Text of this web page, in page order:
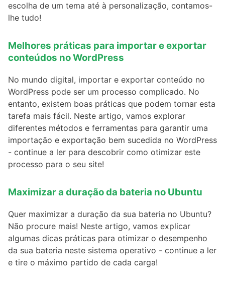
escolha de um tema até à personalização, contamos-
lhe tudo!
Melhores práticas para importar e exportar
conteúdos no WordPress
No mundo digital, importar e exportar conteúdo no
WordPress pode ser um processo complicado. No
entanto, existem boas práticas que podem tornar esta
tarefa mais fácil. Neste artigo, vamos explorar
diferentes métodos e ferramentas para garantir uma
importação e exportação bem sucedida no WordPress
- continue a ler para descobrir como otimizar este
processo para o seu site!
Maximizar a duração da bateria no Ubuntu
Quer maximizar a duração da sua bateria no Ubuntu?
Não procure mais! Neste artigo, vamos explicar
algumas dicas práticas para otimizar o desempenho
da sua bateria neste sistema operativo - continue a ler
e tire o máximo partido de cada carga!